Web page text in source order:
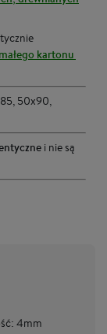
kartonu
50x90,
i nie są
4mm